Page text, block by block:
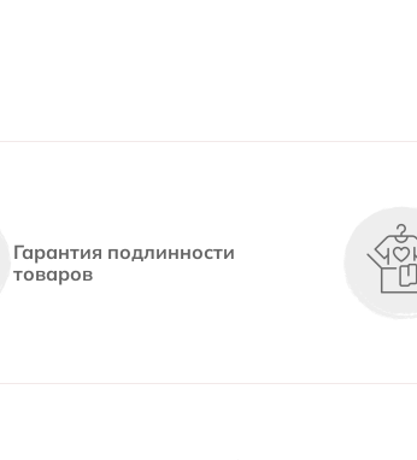
Гарантия подлинности
товаров